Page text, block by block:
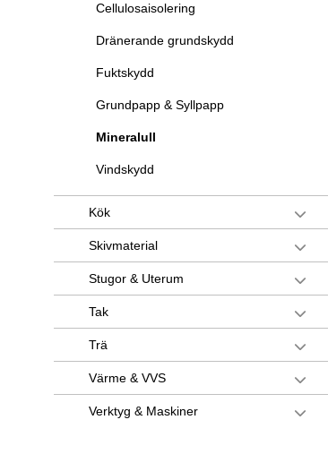
Cellulosaisolering
Dränerande grundskydd
Fuktskydd
Grundpapp & Syllpapp
Mineralull
Vindskydd
Kök
Skivmaterial
Stugor & Uterum
Tak
Trä
Värme & VVS
Verktyg & Maskiner